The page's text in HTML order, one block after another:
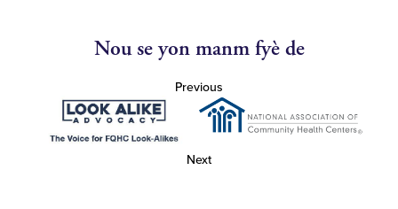
Nou se yon manm fyè de
Previous
Next